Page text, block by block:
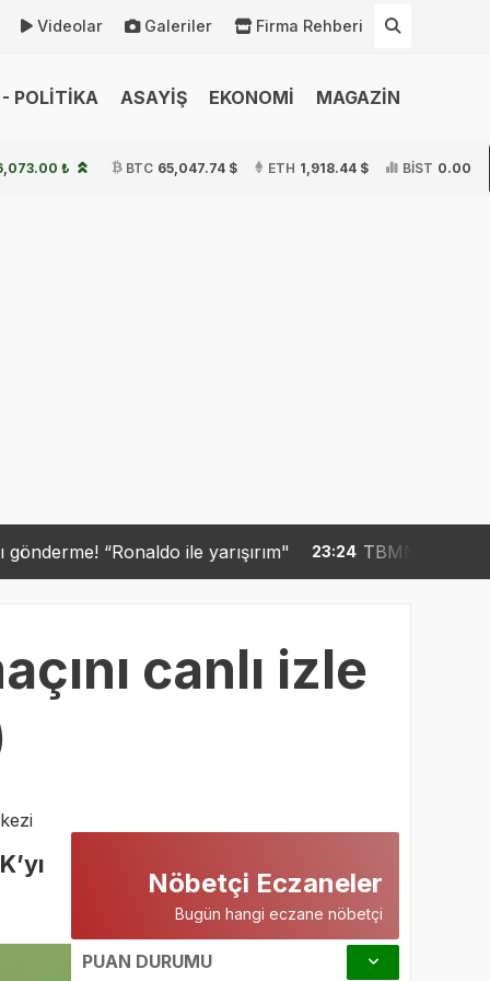
Videolar Galeriler Firma Rehberi
POLİTİKA ASAYİŞ EKONOMİ MAGAZİN
₺ BTC 65,047.74 $ ETH 1,918.44 $ BİST 0.00
ile yarışırım" 23:24 TBMM kabul etti! Suça
canlı izle
Nöbetçi Eczaneler
Bugün hangi eczane nöbetçi
PUAN DURUMU